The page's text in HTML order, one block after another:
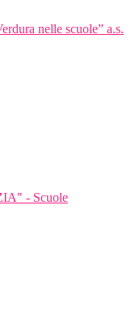
nelle scuole” a.s.
- Scuole